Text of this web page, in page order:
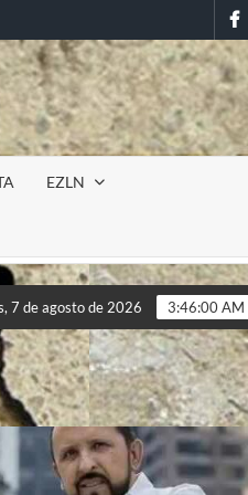
EZLN
Incursión militar en la UAEM
Incursión militar en la UAEM
7 de agosto de 2026 3:46:02 AM